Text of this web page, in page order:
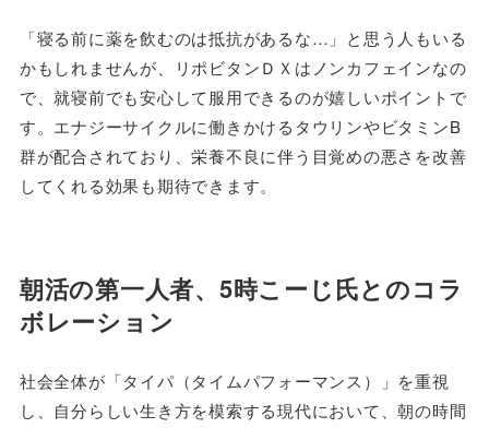
「寝る前に薬を飲むのは抵抗があるな…」と思う人もいる
かもしれませんが、リポビタンＤＸはノンカフェインなの
で、就寝前でも安心して服用できるのが嬉しいポイントで
す。エナジーサイクルに働きかけるタウリンやビタミンB
群が配合されており、栄養不良に伴う目覚めの悪さを改善
してくれる効果も期待できます。
朝活の第一人者、5時こーじ氏とのコラ
ボレーション
社会全体が「タイパ（タイムパフォーマンス）」を重視
し、自分らしい生き方を模索する現代において、朝の時間